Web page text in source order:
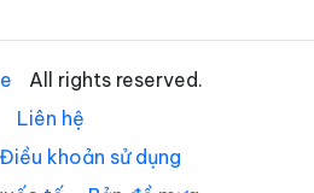
Xã Phúc Khánh
Xã Púng Luông
Xã Si Ma Cai
All rights reserved.
Liên hệ
Điều khoản sử dụng